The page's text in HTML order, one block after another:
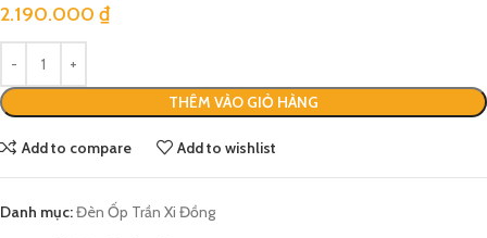
2.190.000 ₫
THÊM VÀO GIỎ HÀNG
Add to compare Add to wishlist
Danh mục:Đèn Ốp Trần Xi Đồng